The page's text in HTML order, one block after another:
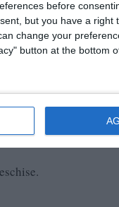
before
but you have a right
change your
button at the bottom
datelor.